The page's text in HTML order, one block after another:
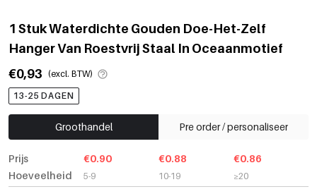
1 Stuk Waterdichte Gouden Doe-Het-Zelf
Hanger Van Roestvrij Staal In Oceaanmotief
€0,93 (excl. BTW)
13-25 DAGEN
Groothandel Pre order / personaliseer
Prijs
Hoeveelheid
€0.90
5-9
€0.88
10-19
€0.86
≥20